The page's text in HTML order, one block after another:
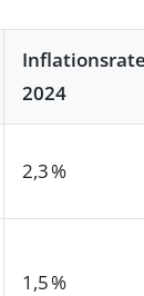
2024
2,3 %
1,5 %